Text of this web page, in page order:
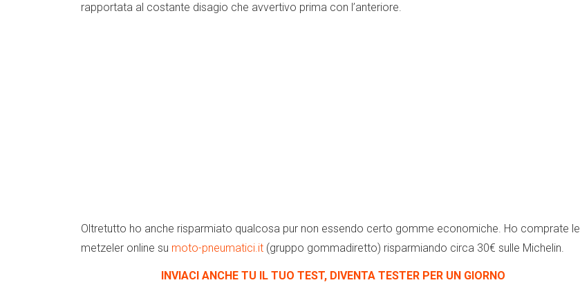
rapportata al costante disagio che avvertivo prima con l’anteriore.
Oltretutto ho anche risparmiato qualcosa pur non essendo certo gomme economiche. Ho comprate le
metzeler online su moto-pneumatici.it (gruppo gommadiretto) risparmiando circa 30€ sulle Michelin.
INVIACI ANCHE TU IL TUO TEST, DIVENTA TESTER PER UN GIORNO